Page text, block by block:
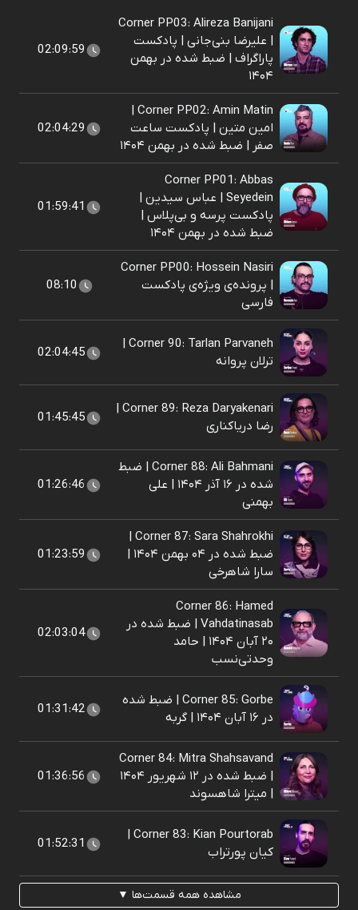
Corner PP03: Alireza Banijani
| علیرضا بنی‌جانی | پادکست
پاراگراف | ضبط شده در بهمن
۱۴۰۴
02:09:59
Corner PP02: Amin Matin |
امین متین | پادکست ساعت
صفر | ضبط شده در بهمن ۱۴۰۴
02:04:29
Corner PP01: Abbas
Seyedein | عباس سیدین |
پادکست پرسه و بی‌پلاس |
ضبط شده در بهمن ۱۴۰۴
01:59:41
Corner PP00: Hossein Nasiri
| پرونده‌ی ویژه‌ی پادکست
فارسی
08:10
Corner 90: Tarlan Parvaneh |
ترلان پروانه
02:04:45
Corner 89: Reza Daryakenari |
رضا دریاکناری
01:45:45
Corner 88: Ali Bahmani | ضبط
شده در ۱۶ آذر ۱۴۰۴ | علی
بهمنی
01:26:46
Corner 87: Sara Shahrokhi |
ضبط شده در ۰۴ بهمن ۱۴۰۴ |
سارا شاهرخی
01:23:59
Corner 86: Hamed
Vahdatinasab | ضبط شده در
۲۰ آبان ۱۴۰۴ | حامد
وحدتی‌نسب
02:03:04
Corner 85: Gorbe | ضبط شده
در ۱۶ آبان ۱۴۰۴ | گربه
01:31:42
Corner 84: Mitra Shahsavand
| ضبط شده در ۱۲ شهریور ۱۴۰۴
| میترا شاهسوند
01:36:56
Corner 83: Kian Pourtorab |
کیان پورتراب
01:52:31
مشاهده همه قسمت‌ها ▼